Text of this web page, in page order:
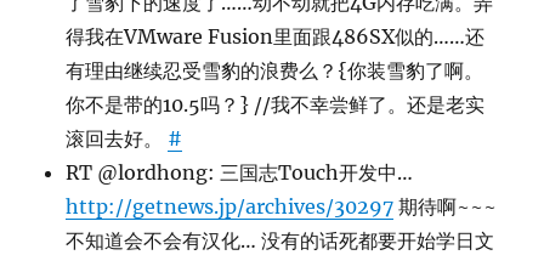
得我在VMware Fusion里面跟486SX似的……还
有理由继续忍受雪豹的浪费么？{你装雪豹了啊。
你不是带的10.5吗？} //我不幸尝鲜了。还是老实
滚回去好。 #
RT @lordhong: 三国志Touch开发中…
http://getnews.jp/archives/30297 期待啊~~~
不知道会不会有汉化… 没有的话死都要开始学日文